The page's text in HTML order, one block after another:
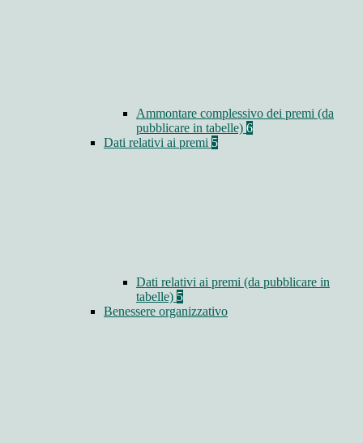
Ammontare complessivo dei premi (da
pubblicare in tabelle) 6
Dati relativi ai premi 5
Dati relativi ai premi (da pubblicare in
tabelle) 5
Benessere organizzativo